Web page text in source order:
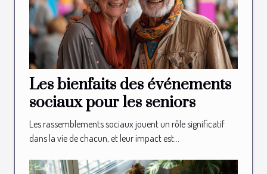
Les bienfaits des événements
sociaux pour les seniors
Les rassemblements sociaux jouent un rôle significatif
dans la vie de chacun, et leur impact est...